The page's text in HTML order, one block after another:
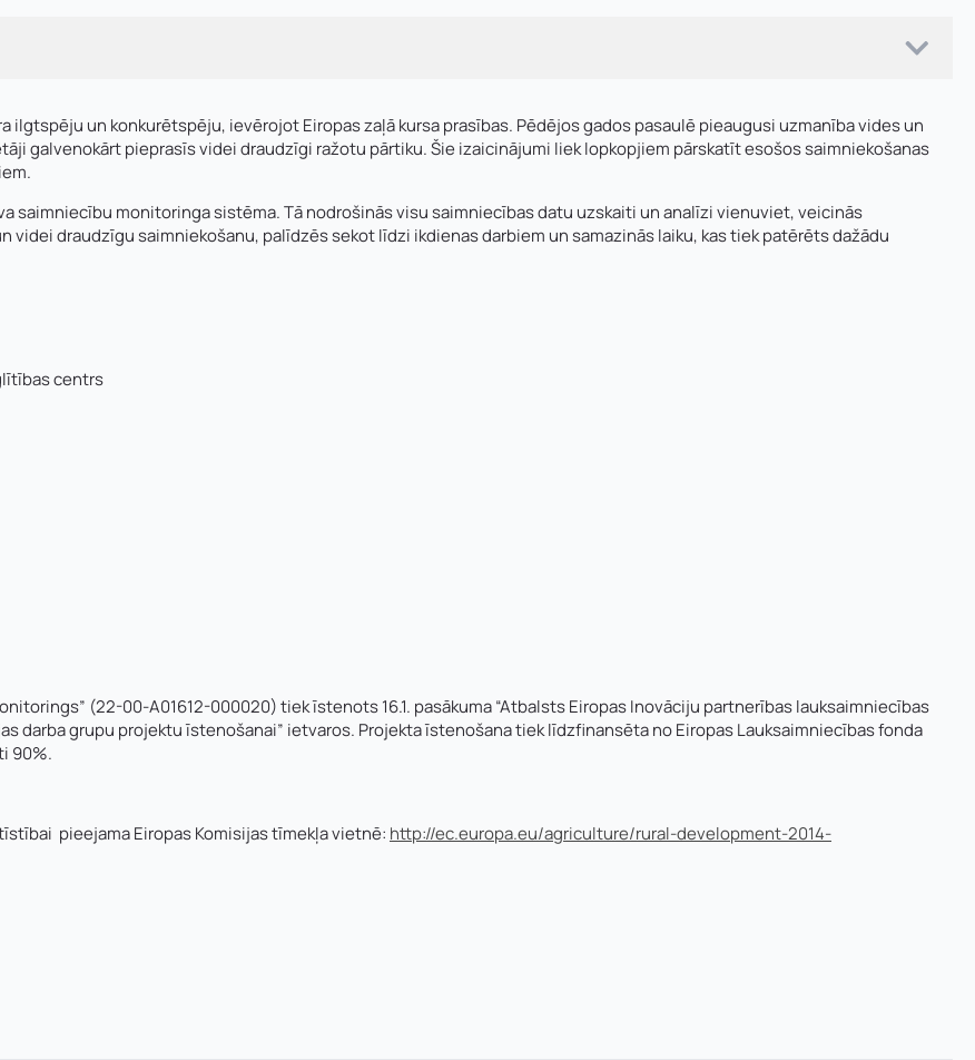
un konkurētspēju, ievērojot Eiropas zaļā kursa prasības. Pēdējos gados pasaulē pieaugusi uzmanība vides un
galvenokārt pieprasīs videi draudzīgi ražotu pārtiku. Šie izaicinājumi liek lopkopjiem pārskatīt esošos saimniekošanas
saimniecību monitoringa sistēma. Tā nodrošinās visu saimniecības datu uzskaiti un analīzi vienuviet, veicinās
draudzīgu saimniekošanu, palīdzēs sekot līdzi ikdienas darbiem un samazinās laiku, kas tiek patērēts dažādu
centrs
(22-00-A01612-000020) tiek īstenots 16.1. pasākuma “Atbalsts Eiropas Inovāciju partnerības lauksaimniecības
darba grupu projektu īstenošanai” ietvaros. Projekta īstenošana tiek līdzfinansēta no Eiropas Lauksaimniecības fonda
90%.
pieejama Eiropas Komisijas tīmekļa vietnē: http://ec.europa.eu/agriculture/rural-development-2014-